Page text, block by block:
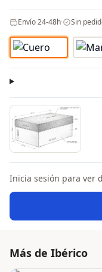
Envío 24-48h· Sin
Inicia sesión para ver
Más de Ibérico